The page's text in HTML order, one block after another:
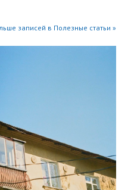
записей в Полезные статьи »